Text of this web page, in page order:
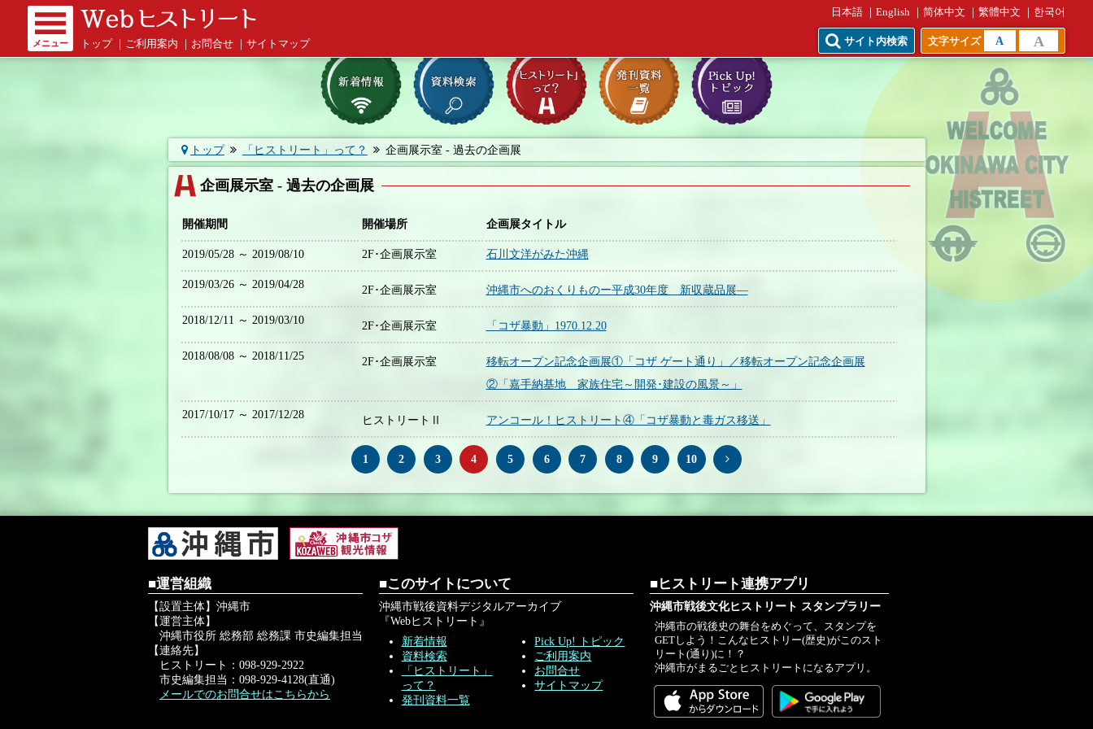
メニュー トップ ご利用案内 お問合せ サイトマップ
日本語 English 简体中文 繁體中文 한국어
サイト内検索 文字サイズ A A
トップ 「ヒストリート」って？ 企画展示室 - 過去の企画展
企画展示室 - 過去の企画展
開催期間 開催場所 企画展タイトル
2019/05/28 ～ 2019/08/10 2F･企画展示室 石川文洋がみた沖縄
2019/03/26 ～ 2019/04/28 2F･企画展示室 沖縄市へのおくりものー平成30年度 新収蔵品展―
2018/12/11 ～ 2019/03/10 2F･企画展示室 「コザ暴動」1970.12.20
2018/08/08 ～ 2018/11/25 2F･企画展示室
移転オープン記念企画展①「コザ ゲート通り」／移転オープン記念企画展
②「嘉手納基地 家族住宅～開発･建設の風景～」
2017/10/17 ～ 2017/12/28 ヒストリートⅡ アンコール！ヒストリート④「コザ暴動と毒ガス移送」
1 2 3 4 5 6 7 8 9 10
■運営組織
【設置主体】沖縄市
【運営主体】
沖縄市役所 総務部 総務課 市史編集担当
【連絡先】
ヒストリート：098-929-2922
市史編集担当：098-929-4128(直通)
メールでのお問合せはこちらから
■このサイトについて
沖縄市戦後資料デジタルアーカイブ
『Webヒストリート』
新着情報
資料検索
「ヒストリート」
って？
発刊資料一覧
Pick Up! トピック
ご利用案内
お問合せ
サイトマップ
■ヒストリート連携アプリ
沖縄市戦後文化ヒストリート スタンプラリー
沖縄市の戦後史の舞台をめぐって、スタンプを
GETしよう！こんなヒストリー(歴史)がこのスト
リート(通り)に！？
沖縄市がまるごとヒストリートになるアプリ。